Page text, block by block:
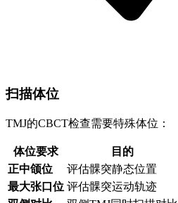
扫描体位
TMJ的CBCT检查需要特殊体位：
体位要求
目的
正中颌位
评估髁突静态位置
最大张口位 评估髁突运动轨迹